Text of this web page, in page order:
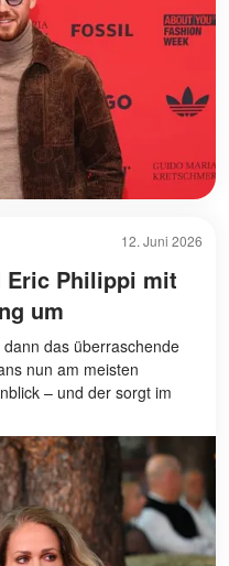
12. Juni 2026
Eric Philippi mit
um
das überraschende
nun am meisten
– und der sorgt im